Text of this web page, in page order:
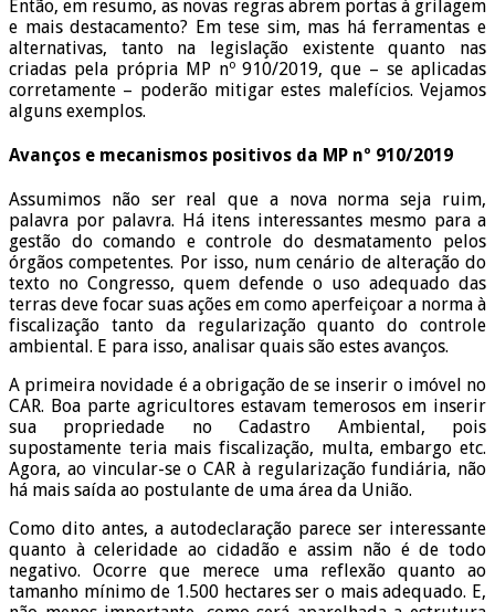
Então, em resumo, as novas regras abrem portas à grilagem
e mais destacamento? Em tese sim, mas há ferramentas e
alternativas, tanto na legislação existente quanto nas
criadas pela própria MP nº 910/2019, que – se aplicadas
corretamente – poderão mitigar estes malefícios. Vejamos
alguns exemplos.
Avanços e mecanismos positivos da MP nº 910/2019
Assumimos não ser real que a nova norma seja ruim,
palavra por palavra. Há itens interessantes mesmo para a
gestão do comando e controle do desmatamento pelos
órgãos competentes. Por isso, num cenário de alteração do
texto no Congresso, quem defende o uso adequado das
terras deve focar suas ações em como aperfeiçoar a norma à
fiscalização tanto da regularização quanto do controle
ambiental. E para isso, analisar quais são estes avanços.
A primeira novidade é a obrigação de se inserir o imóvel no
CAR. Boa parte agricultores estavam temerosos em inserir
sua propriedade no Cadastro Ambiental, pois
supostamente teria mais fiscalização, multa, embargo etc.
Agora, ao vincular-se o CAR à regularização fundiária, não
há mais saída ao postulante de uma área da União.
Como dito antes, a autodeclaração parece ser interessante
quanto à celeridade ao cidadão e assim não é de todo
negativo. Ocorre que merece uma reflexão quanto ao
tamanho mínimo de 1.500 hectares ser o mais adequado. E,